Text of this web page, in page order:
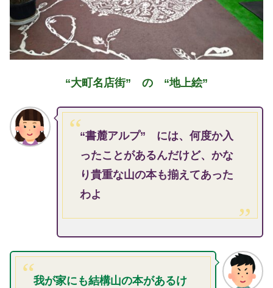
“大町名店街” の “地上絵”
“書麓アルプ” には、何度か入
ったことがあるんだけど、かな
り貴重な山の本も揃えてあった
わよ
我が家にも結構山の本があるけ